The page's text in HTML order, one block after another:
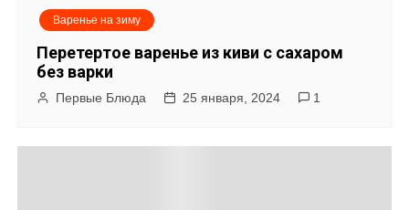
Варенье на зиму
Перетертое варенье из киви с сахаром
без варки
Первые Блюда 25 января, 2024 1